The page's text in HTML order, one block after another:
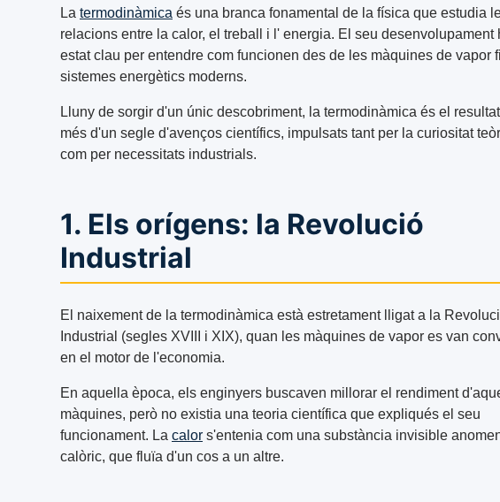
La termodinàmica és una branca fonamental de la física que estudia
relacions entre la calor, el treball i l' energia. El seu desenvolupament
estat clau per entendre com funcionen des de les màquines de vapor
sistemes energètics moderns.
Lluny de sorgir d'un únic descobriment, la termodinàmica és el
més d'un segle d'avenços científics, impulsats tant per la curiositat
com per necessitats industrials.
1. Els orígens: la Revolució
Industrial
El naixement de la termodinàmica està estretament lligat a la
Industrial (segles XVIII i XIX), quan les màquines de vapor es van
en el motor de l'economia.
En aquella època, els enginyers buscaven millorar el rendiment
màquines, però no existia una teoria científica que expliqués el seu
funcionament. La calor s'entenia com una substància invisible
calòric, que fluïa d'un cos a un altre.